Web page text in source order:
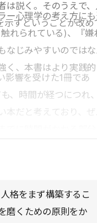
は説く。そのうえで、
示すということが改め
ー心理学の考え方に
れられている)、『嫌
なじみやすいのではな
く、本書はより実践的
影響を受けた1冊であ
、時間が経つにつれ、
本だと考えており、ぜ
格をまず構築するこ
磨くための原則をか